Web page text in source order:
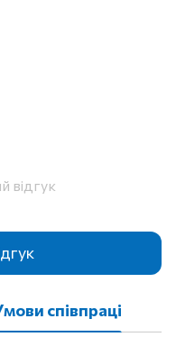
відгук
співпраці